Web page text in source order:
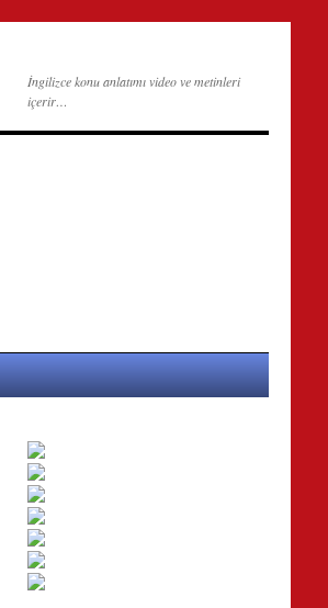
İngilizce konu anlatımı video ve metinleri
içerir…